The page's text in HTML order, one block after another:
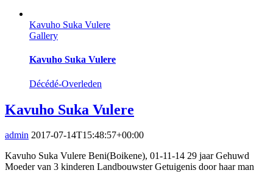
Kavuho Suka Vulere
Gallery
Kavuho Suka Vulere
Décédé-Overleden
Kavuho Suka Vulere
admin 2017-07-14T15:48:57+00:00
Kavuho Suka Vulere Beni(Boikene), 01-11-14 29 jaar Gehuwd
Moeder van 3 kinderen Landbouwster Getuigenis door haar man